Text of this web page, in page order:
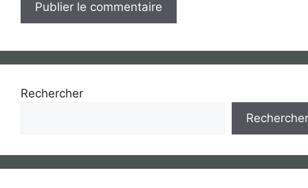
Rechercher
Rechercher